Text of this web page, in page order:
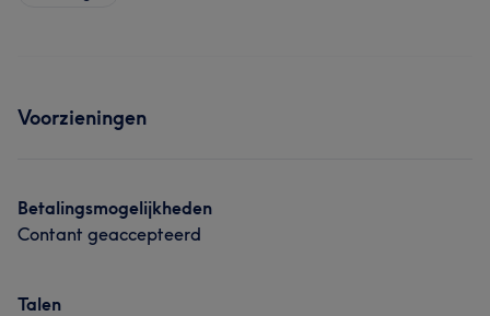
Voorzieningen
Betalingsmogelijkheden
Contant geaccepteerd
Talen